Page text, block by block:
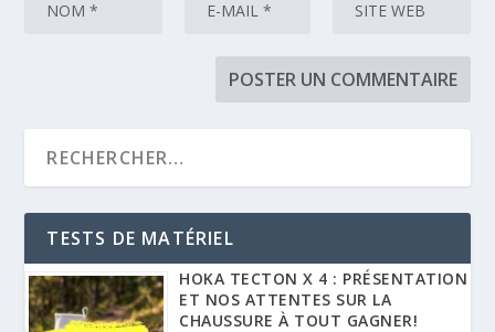
TESTS DE MATÉRIEL
HOKA TECTON X 4 : PRÉSENTATION
ET NOS ATTENTES SUR LA
CHAUSSURE À TOUT GAGNER!